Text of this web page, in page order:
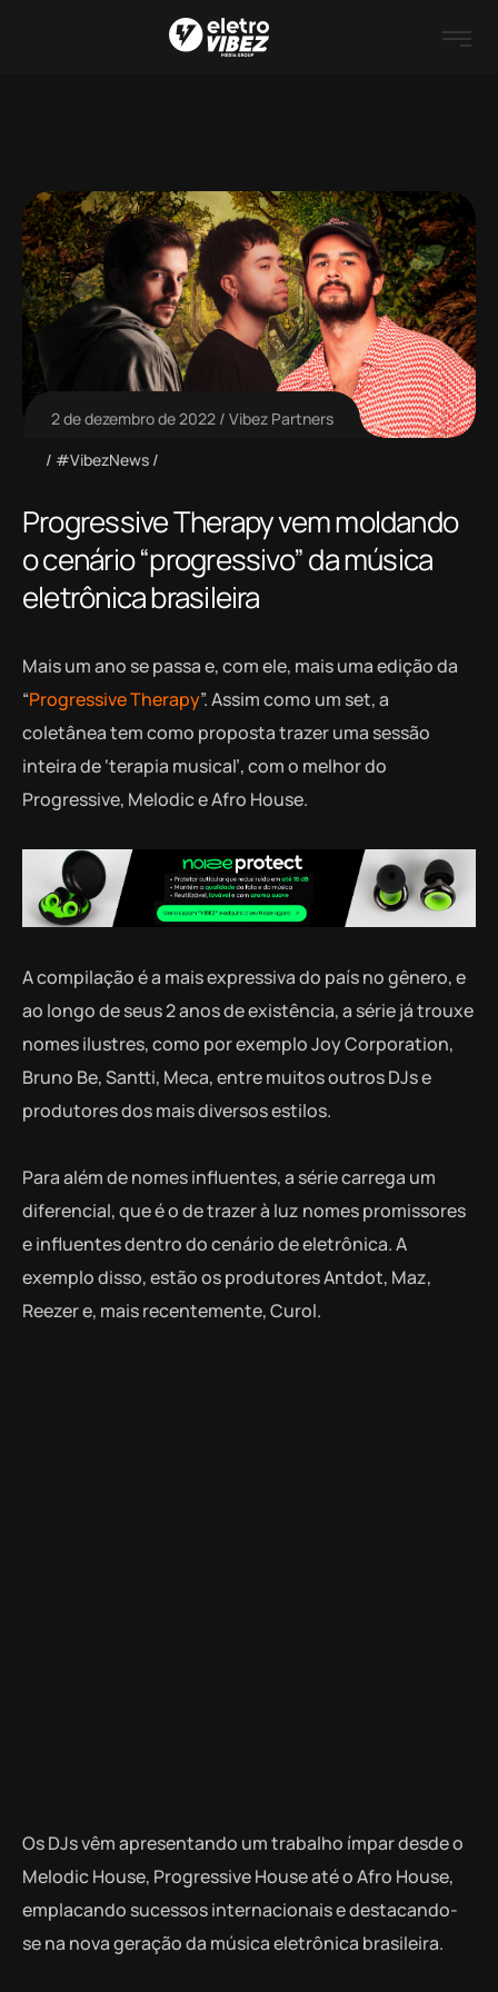
2 de dezembro de 2022
Vibez Partners
#VibezNews
Progressive Therapy vem moldando
o cenário “progressivo” da música
eletrônica brasileira
Mais um ano se passa e, com ele, mais uma edição da
“Progressive Therapy”. Assim como um set, a
coletânea tem como proposta trazer uma sessão
inteira de ‘terapia musical’, com o melhor do
Progressive, Melodic e Afro House.
A compilação é a mais expressiva do país no gênero, e
ao longo de seus 2 anos de existência, a série já trouxe
nomes ilustres, como por exemplo Joy Corporation,
Bruno Be, Santti, Meca, entre muitos outros DJs e
produtores dos mais diversos estilos.
Para além de nomes influentes, a série carrega um
diferencial, que é o de trazer à luz nomes promissores
e influentes dentro do cenário de eletrônica. A
exemplo disso, estão os produtores Antdot, Maz,
Reezer e, mais recentemente, Curol.
Os DJs vêm apresentando um trabalho ímpar desde o
Melodic House, Progressive House até o Afro House,
emplacando sucessos internacionais e destacando-
se na nova geração da música eletrônica brasileira.